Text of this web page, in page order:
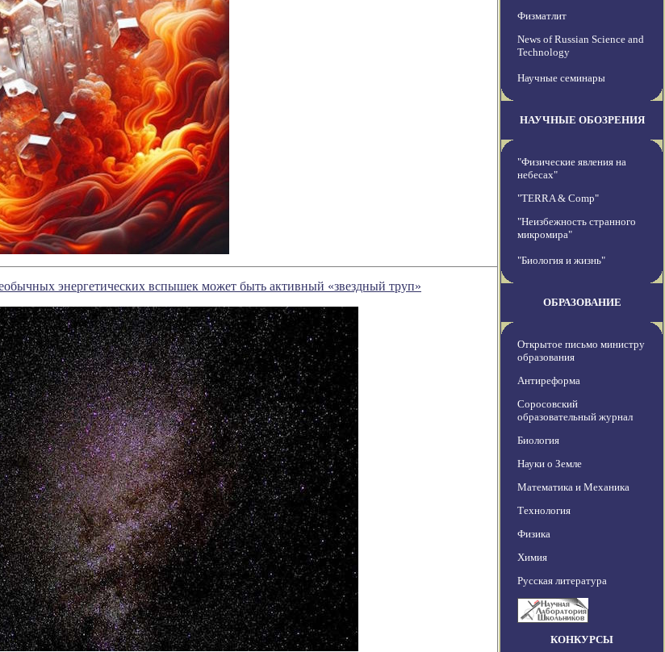
энергетических вспышек может быть активный «звездный труп»
Физматлит
News of Russian Science and
Technology
Научные семинары
НАУЧНЫЕ ОБОЗРЕНИЯ
"Физические явления на
небесах"
"TERRA & Comp"
"Неизбежность странного
микромира"
"Биология и жизнь"
ОБРАЗОВАНИЕ
Открытое письмо министру
образования
Антиреформа
Соросовский
образовательный журнал
Биология
Науки о Земле
Математика и Механика
Технология
Физика
Химия
Русская литература
КОНКУРСЫ